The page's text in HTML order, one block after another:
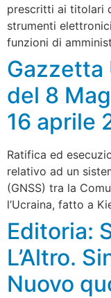
prescritti ai titolari
strumenti
funzioni di
Gazzetta
del 8
16 aprile
Ratifica ed
relativo ad un
(GNSS) tra la
l’Ucraina, fatto a
Editoria:
L’Altro.
Nuovo